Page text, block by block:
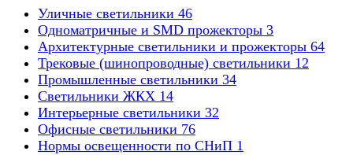
Уличные светильники 46
Одноматричные и SMD прожекторы 3
Архитектурные светильники и прожекторы 64
Трековые (шинопроводные) светильники 12
Промышленные светильники 34
Светильники ЖКХ 14
Интерьерные светильники 32
Офисные светильники 76
Нормы освещенности по СНиП 1